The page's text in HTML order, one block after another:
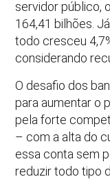
servidor público,
164,41 bilhões.
todo cresceu
considerando
O desafio dos
para aumentar o
pela forte
– com a alta do
essa conta sem
reduzir todo tipo